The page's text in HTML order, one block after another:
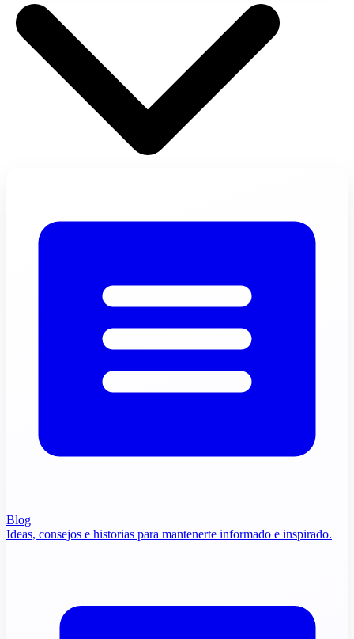
Blog
Ideas, consejos e historias para mantenerte informado e inspirado.